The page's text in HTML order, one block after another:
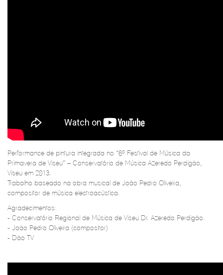
Performance de pintura integrada no “6º Festival de Música da
Primavera de Viseu” – Conservatório de Música Azeredo Perdigão,
Viseu em 2013.
Trabalho baseado na obra musical de João Pedro Oliveira,
compositor de música electroacústica.
Agradecimentos:
- Conservatório Regional de Música de Viseu Dr. Azeredo Perdigão.
- João Pedro Oliveira (compositor)
- Dão TV